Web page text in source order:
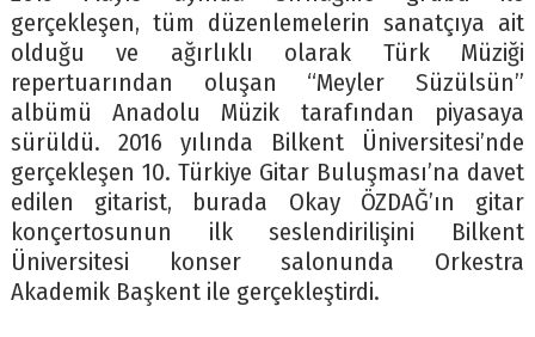
gerçekleşen, tüm düzenlemelerin sanatçıya ait
olduğu ve ağırlıklı olarak Türk Müziği
repertuarından oluşan “Meyler Süzülsün”
albümü Anadolu Müzik tarafından piyasaya
sürüldü. 2016 yılında Bilkent Üniversitesi’nde
gerçekleşen 10. Türkiye Gitar Buluşması’na davet
edilen gitarist, burada Okay ÖZDAĞ’ın gitar
konçertosunun ilk seslendirilişini Bilkent
Üniversitesi konser salonunda Orkestra
Akademik Başkent ile gerçekleştirdi.